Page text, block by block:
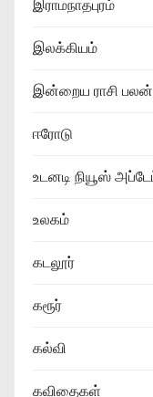
இராமநாதபுரம்
இலக்கியம்
இன்றைய ராசி
ஈரோடு
உடனடி நியூஸ்
உலகம்
கடலூர்
கரூர்
கல்வி
கவிதைகள்